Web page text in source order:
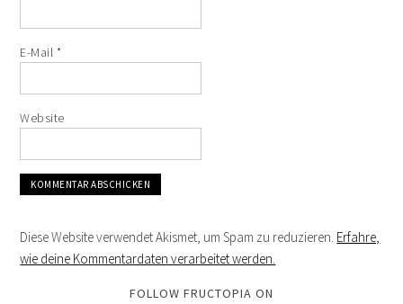
E-Mail *
Website
Diese Website verwendet Akismet, um Spam zu reduzieren. Erfahre,
wie deine Kommentardaten verarbeitet werden.
FOLLOW FRUCTOPIA ON